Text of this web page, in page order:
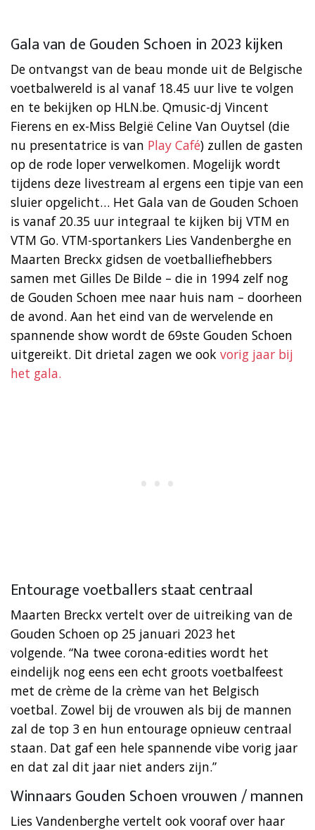
Gala van de Gouden Schoen in 2023 kijken
De ontvangst van de beau monde uit de Belgische
voetbalwereld is al vanaf 18.45 uur live te volgen
en te bekijken op HLN.be. Qmusic-dj Vincent
Fierens en ex-Miss België Celine Van Ouytsel (die
nu presentatrice is van Play Café) zullen de gasten
op de rode loper verwelkomen. Mogelijk wordt
tijdens deze livestream al ergens een tipje van een
sluier opgelicht… Het Gala van de Gouden Schoen
is vanaf 20.35 uur integraal te kijken bij VTM en
VTM Go. VTM-sportankers Lies Vandenberghe en
Maarten Breckx gidsen de voetballiefhebbers
samen met Gilles De Bilde – die in 1994 zelf nog
de Gouden Schoen mee naar huis nam – doorheen
de avond. Aan het eind van de wervelende en
spannende show wordt de 69ste Gouden Schoen
uitgereikt. Dit drietal zagen we ook vorig jaar bij
het gala.
Entourage voetballers staat centraal
Maarten Breckx vertelt over de uitreiking van de
Gouden Schoen op 25 januari 2023 het
volgende. “Na twee corona-edities wordt het
eindelijk nog eens een echt groots voetbalfeest
met de crème de la crème van het Belgisch
voetbal. Zowel bij de vrouwen als bij de mannen
zal de top 3 en hun entourage opnieuw centraal
staan. Dat gaf een hele spannende vibe vorig jaar
en dat zal dit jaar niet anders zijn.”
Winnaars Gouden Schoen vrouwen / mannen
Lies Vandenberghe vertelt ook vooraf over haar